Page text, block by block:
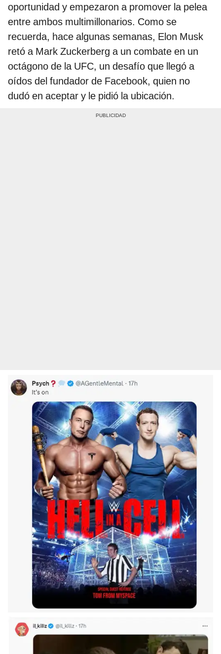
oportunidad y empezaron a promover la pelea
entre ambos multimillonarios. Como se
recuerda, hace algunas semanas, Elon Musk
retó a Mark Zuckerberg a un combate en un
octágono de la UFC, un desafío que llegó a
oídos del fundador de Facebook, quien no
dudó en aceptar y le pidió la ubicación.